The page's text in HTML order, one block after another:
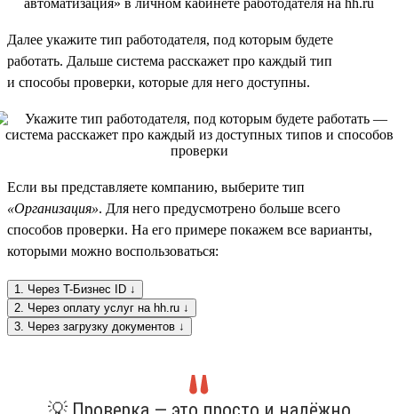
Далее укажите тип работодателя, под которым будете
работать. Дальше система расскажет про каждый тип
и способы проверки, которые для него доступны.
Если вы представляете компанию, выберите тип
«Организация». Для него предусмотрено больше всего
способов проверки. На его примере покажем все варианты,
которыми можно воспользоваться:
1. Через T-Бизнес ID ↓
2. Через оплату услуг на hh.ru ↓
3. Через загрузку документов ↓